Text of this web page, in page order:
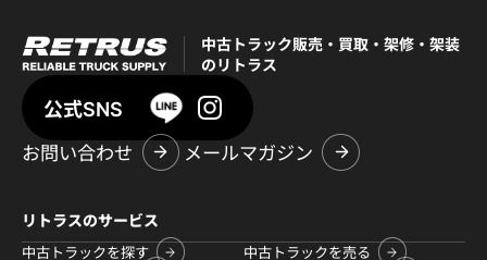
中古トラック販売・買取・架修・架装
のリトラス
公式SNS
お問い合わせ
メールマガジン
リトラスのサービス
中古トラックを探す
中古トラックを売る